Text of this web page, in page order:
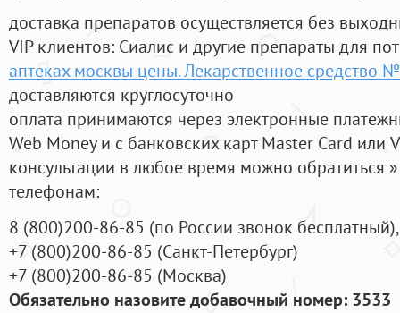
доставка препаратов осуществляется без
VIP клиентов: Сиалис и другие препараты для
аптеках москвы цены. Лекарственное средство
доставляются круглосуточно
оплата принимаются через электронные
Web Money и с банковских карт Master Card или
консультации в любое время можно обратиться
телефонам:
8 (800)200-86-85 (по России звонок бесплатный),
+7 (800)200-86-85 (Санкт-Петербург)
+7 (800)200-86-85 (Москва)
Обязательно назовите добавочный номер: 3533